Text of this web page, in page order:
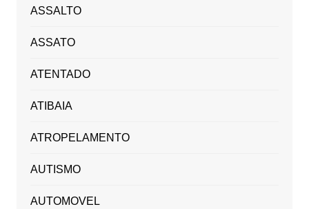
ASSALTO
ASSATO
ATENTADO
ATIBAIA
ATROPELAMENTO
AUTISMO
AUTOMOVEL